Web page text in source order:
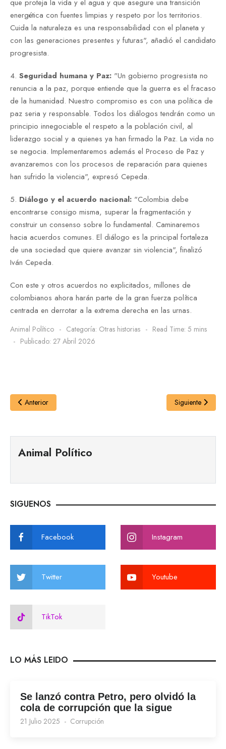
que proteja la vida y el agua y que asegure una transición
energética con fuentes limpias y respeto por los territorios.
Cuida la naturaleza es una responsabilidad con el planeta y
con las generaciones presentes y futuras", añadió el candidato
progresista.
4. Seguridad humana y Paz: "Un gobierno progresista no
renuncia a la paz, porque entiende que la guerra es el fracaso
de la humanidad. Nuestro compromiso es con una política de
paz seria y responsable. Todos los diálogos tendrán como un
principio innegociable el respeto a la población civil, al
liderazgo social y a quienes ya han firmado la Paz. La vida no
se negocia. Implementaremos además el Proceso de Paz y
avanzaremos con los procesos de reparación para quienes
han sufrido la violencia", expresó Cepeda.
5. Diálogo y el acuerdo nacional: "Colombia debe
encontrarse consigo misma, superar la fragmentación y
construir un consenso sobre lo fundamental. Caminaremos
hacia acuerdos comunes. El diálogo es la principal fortaleza
de una sociedad que quiere avanzar sin violencia", finalizó
Iván Cepeda.
Con este y otros acuerdos no explicitados, millones de
colombianos ahora harán parte de la gran fuerza política
centrada en derrotar a la extrema derecha en las urnas.
Animal Político Categoría: Otras historias
Read Time: 5 mins
Publicado: 27 Abril 2026
Anterior Siguiente
Animal Político
SIGUENOS
Facebook Instagram
Twitter Youtube
TikTok
LO MÁS LEIDO
Se lanzó contra Petro, pero olvidó la
cola de corrupción que la sigue
21 Julio 2025 Corrupción